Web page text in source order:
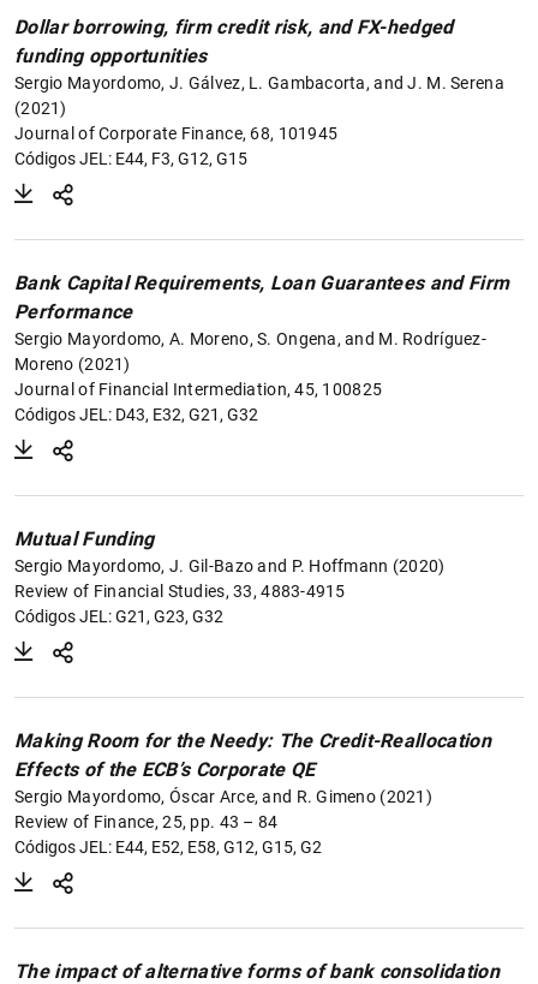
Dollar borrowing, firm credit risk, and FX-hedged
funding opportunities
Sergio Mayordomo, J. Gálvez, L. Gambacorta, and J. M. Serena
(2021)
Journal of Corporate Finance, 68, 101945
Códigos JEL: E44, F3, G12, G15
Bank Capital Requirements, Loan Guarantees and Firm
Performance
Sergio Mayordomo, A. Moreno, S. Ongena, and M. Rodríguez-
Moreno (2021)
Journal of Financial Intermediation, 45, 100825
Códigos JEL: D43, E32, G21, G32
Mutual Funding
Sergio Mayordomo, J. Gil-Bazo and P. Hoffmann (2020)
Review of Financial Studies, 33, 4883-4915
Códigos JEL: G21, G23, G32
Making Room for the Needy: The Credit-Reallocation
Effects of the ECB’s Corporate QE
Sergio Mayordomo, Óscar Arce, and R. Gimeno (2021)
Review of Finance, 25, pp. 43 – 84
Códigos JEL: E44, E52, E58, G12, G15, G2
The impact of alternative forms of bank consolidation